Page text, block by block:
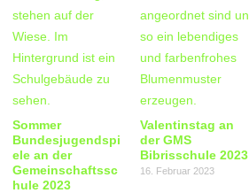
Sommer
Bundesjugendspi
ele an der
Gemeinschaftssc
hule 2023
Valentinstag an
der GMS
Bibrisschule 2023
16. Februar 2023